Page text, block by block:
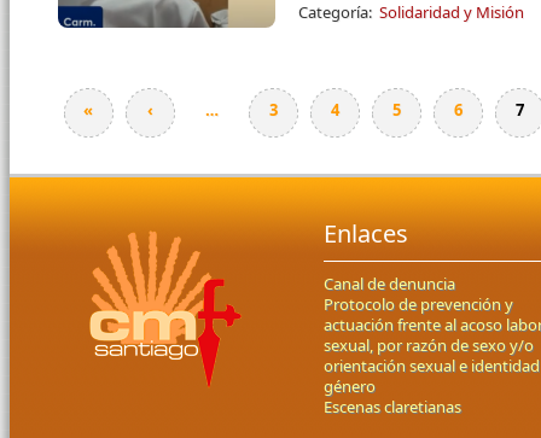
Categoría: Solidaridad y Misión
Páginas
« ‹ … 3 4 5 6 7
Enlaces
Canal de denuncia
Protocolo de prevención y
actuación frente al acoso
sexual, por razón de sexo y/o
orientación sexual e
género
Escenas claretianas